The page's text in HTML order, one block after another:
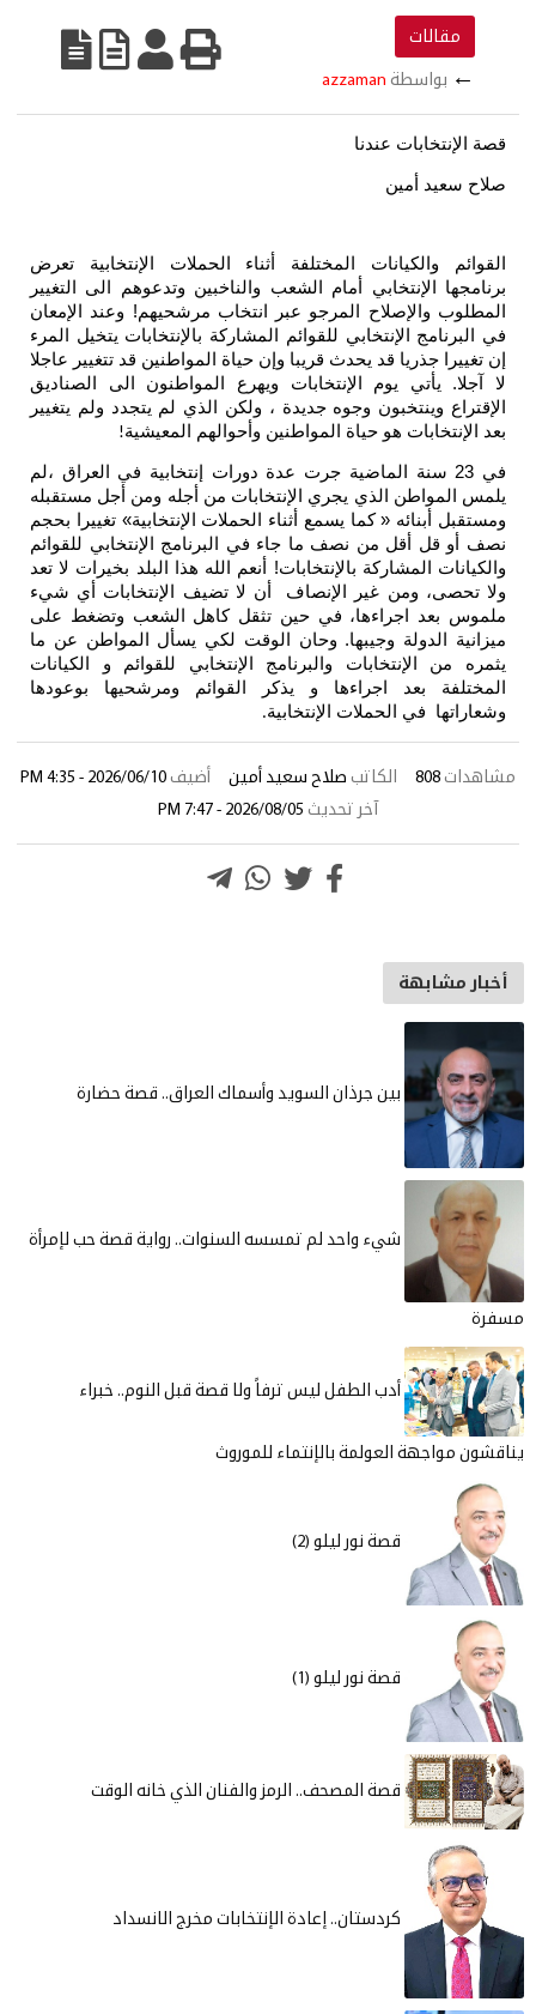
مقالات
بواسطة azzaman
الإنتخابات عندنا
سعيد أمين
والكيانات المختلفة أثناء الحملات الإنتخابية تعرض
الإنتخابي أمام الشعب والناخبين وتدعوهم الى التغيير
والإصلاح المرجو عبر انتخاب مرشحيهم! وعند الإمعان
البرنامج الإنتخابي للقوائم المشاركة بالإنتخابات يتخيل المرء
تغييرا جذريا قد يحدث قريبا وإن حياة المواطنين قد تتغيير عاجلا
آجلا. يأتي يوم الإنتخابات ويهرع المواطنون الى الصناديق
وينتخبون وجوه جديدة ، ولكن الذي لم يتجدد ولم يتغيير
الإنتخابات هو حياة المواطنين وأحوالهم المعيشية!
في 23 سنة الماضية جرت عدة دورات إنتخابية في العراق ،لم
المواطن الذي يجري الإنتخابات من أجله ومن أجل مستقبله
أبنائه « كما يسمع أثناء الحملات الإنتخابية» تغييرا بحجم
أو قل أقل من نصف ما جاء في البرنامج الإنتخابي للقوائم
المشاركة بالإنتخابات! أنعم الله هذا البلد بخيرات لا تعد
تحصى، ومن غير الإنصاف أن لا تضيف الإنتخابات أي شيء
بعد اجراءها، في حين تثقل كاهل الشعب وتضغط على
الدولة وجيبها. وحان الوقت لكي يسأل المواطن عن ما
من الإنتخابات والبرنامج الإنتخابي للقوائم و الكيانات
بعد اجراءها و يذكر القوائم ومرشحيها بوعودها
في الحملات الإنتخابية.
808 الكاتب صلاح سعيد أمين أضيف 2026/06/10 - 4:35 PM
آخر تحديث 2026/08/05 - 7:47 PM
مشابهة
بين جرذان السويد وأسماك العراق.. قصة حضارة
شيء واحد لم تمسسه السنوات.. رواية قصة حب لإمرأة
أدب الطفل ليس ترفاً ولا قصة قبل النوم.. خبراء
مواجهة العولمة بالإنتماء للموروث
قصة نور ليلو (2)
قصة نور ليلو (1)
قصة المصحف.. الرمز والفنان الذي خانه الوقت
كردستان.. إعادة الإنتخابات مخرج الانسداد